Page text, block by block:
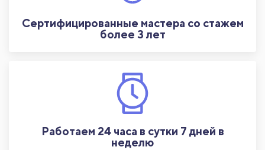
Сертифицированные мастера со стажем
более 3 лет
Работаем 24 часа в сутки 7 дней в
неделю